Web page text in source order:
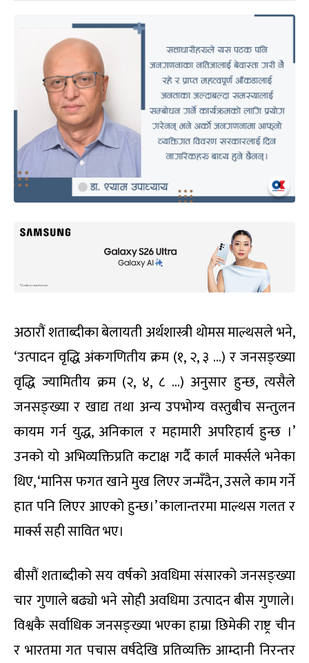
अठारौं शताब्दीका बेलायती अर्थशास्त्री थोमस माल्थसले भने,
‘उत्पादन वृद्धि अंकगणितीय क्रम (१, २, ३ …) र जनसङ्ख्या
वृद्धि ज्यामितीय क्रम (२, ४, ८ …) अनुसार हुन्छ, त्यसैले
जनसङ्ख्या र खाद्य तथा अन्य उपभोग्य वस्तुबीच सन्तुलन
कायम गर्न युद्ध, अनिकाल र महामारी अपरिहार्य हुन्छ ।’
उनको यो अभिव्यक्तिप्रति कटाक्ष गर्दै कार्ल मार्क्सले भनेका
थिए, ‘मानिस फगत खाने मुख लिएर जन्मँदैन, उसले काम गर्ने
हात पनि लिएर आएको हुन्छ।’ कालान्तरमा माल्थस गलत र
मार्क्स सही सावित भए।
बीसौं शताब्दीको सय वर्षको अवधिमा संसारको जनसङ्ख्या
चार गुणाले बढ्यो भने सोही अवधिमा उत्पादन बीस गुणाले।
विश्वकै सर्वाधिक जनसङ्ख्या भएका हाम्रा छिमेकी राष्ट्र चीन
र भारतमा गत पचास वर्षदेखि प्रतिव्यक्ति आम्दानी निरन्तर